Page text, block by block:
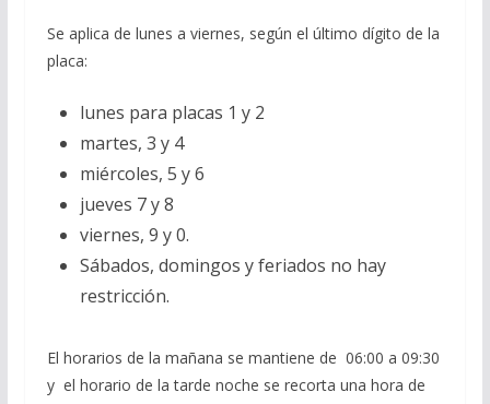
Se aplica de lunes a viernes, según el último dígito de la
placa:
lunes para placas 1 y 2
martes, 3 y 4
miércoles, 5 y 6
jueves 7 y 8
viernes, 9 y 0.
Sábados, domingos y feriados no hay
restricción.
El horarios de la mañana se mantiene de 06:00 a 09:30
y el horario de la tarde noche se recorta una hora de